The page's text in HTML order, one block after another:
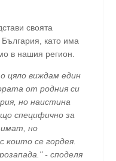
своята
като има
в нашия регион.
цяло виждам един
от родния си
но наистина
специфично за
имат, но
които се гордея.
- споделя